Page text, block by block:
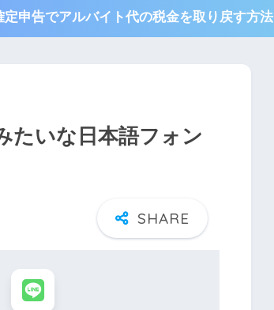
定申告でアルバイト代の税金を取り戻す方法
たいな日本語フォン